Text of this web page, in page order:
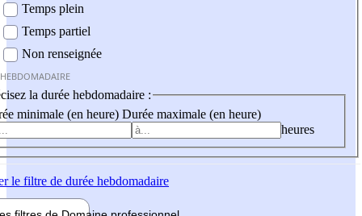
Temps plein
Temps partiel
Non renseignée
la durée hebdomadaire :
minimale (en heure) Durée maximale (en heure)
heures
le filtre de durée hebdomadaire